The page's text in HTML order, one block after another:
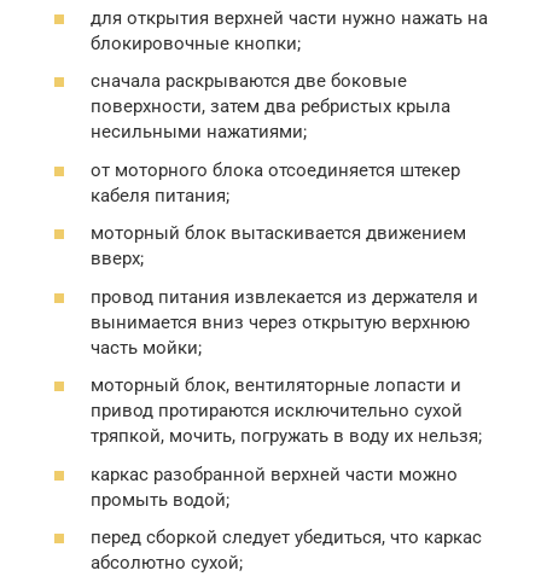
для открытия верхней части нужно нажать на
блокировочные кнопки;
сначала раскрываются две боковые
поверхности, затем два ребристых крыла
несильными нажатиями;
от моторного блока отсоединяется штекер
кабеля питания;
моторный блок вытаскивается движением
вверх;
провод питания извлекается из держателя и
вынимается вниз через открытую верхнюю
часть мойки;
моторный блок, вентиляторные лопасти и
привод протираются исключительно сухой
тряпкой, мочить, погружать в воду их нельзя;
каркас разобранной верхней части можно
промыть водой;
перед сборкой следует убедиться, что каркас
абсолютно сухой;